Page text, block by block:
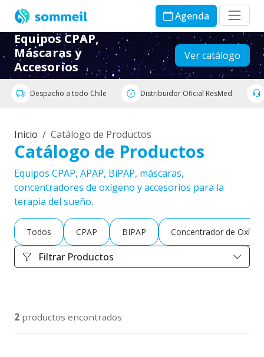
Agenda
Equipos CPAP,
Máscaras y
Accesorios
Ver catálogo
Despacho a todo Chile Distribuidor Oficial ResMed
Inicio Catálogo de Productos
Catálogo de Productos
Equipos CPAP, APAP, BiPAP, máscaras,
concentradores de oxígeno y accesorios para la
terapia del sueño.
Todos CPAP BIPAP Concentrador de
Filtrar Productos
2 productos encontrados